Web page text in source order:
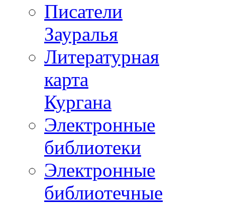
Писатели
Зауралья
Литературная
карта
Кургана
Электронные
библиотеки
Электронные
библиотечные